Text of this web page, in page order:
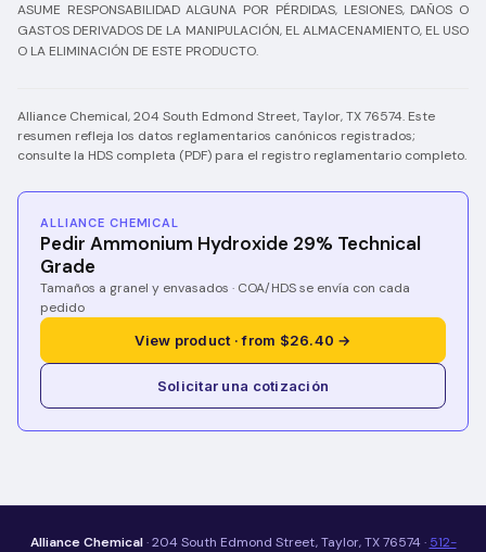
ASUME RESPONSABILIDAD ALGUNA POR PÉRDIDAS, LESIONES, DAÑOS O
GASTOS DERIVADOS DE LA MANIPULACIÓN, EL ALMACENAMIENTO, EL USO
O LA ELIMINACIÓN DE ESTE PRODUCTO.
Alliance Chemical, 204 South Edmond Street, Taylor, TX 76574. Este
resumen refleja los datos reglamentarios canónicos registrados;
consulte la HDS completa (PDF) para el registro reglamentario completo.
ALLIANCE CHEMICAL
Pedir Ammonium Hydroxide 29% Technical
Grade
Tamaños a granel y envasados · COA/HDS se envía con cada
pedido
View product · from $26.40 →
Solicitar una cotización
Alliance Chemical· 204 South Edmond Street, Taylor, TX 76574 · 512-